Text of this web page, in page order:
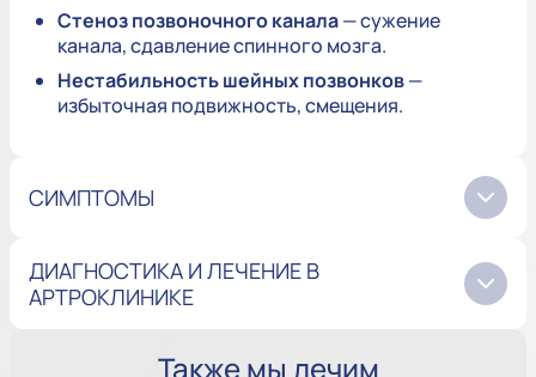
Стеноз позвоночного канала— сужение
канала, сдавление спинного мозга.
Нестабильность шейных позвонков—
избыточная подвижность, смещения.
СИМПТОМЫ
ДИАГНОСТИКА И ЛЕЧЕНИЕ В
АРТРОКЛИНИКЕ
Также мы лечим